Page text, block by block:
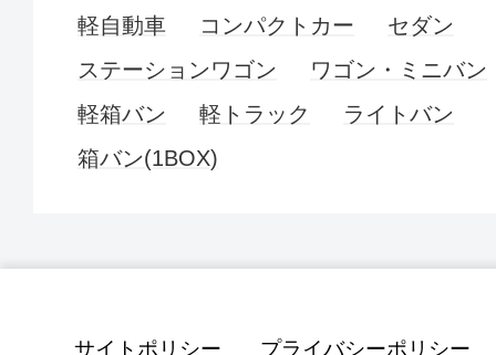
軽自動車 コンパクトカー
セダン
ステーションワゴン
ワゴン・ミニバン
軽箱バン
軽トラック
ライトバン
箱バン(1BOX)
サイトポリシー プライバシーポリシー